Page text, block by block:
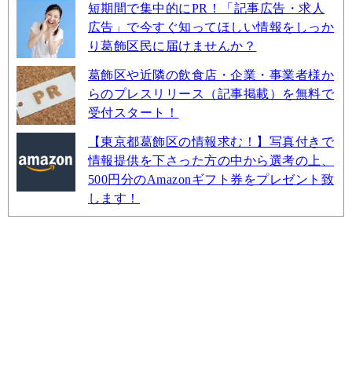
短期間で集中的にPR！「記事広告・求人
広告」で今すぐ知ってほしい情報をしっか
り葛飾区民に届けませんか？
葛飾区や近隣の飲食店・企業・事業者様か
らのプレスリリース（記事掲載）を無料で
受付スタート！
【東京都葛飾区の情報求む！】写真付きで
情報提供を下さった方の中から選考の上、
500円分のAmazonギフト券をプレゼント致
します！